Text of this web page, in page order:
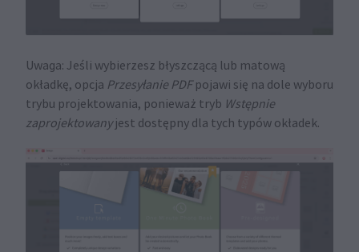
Uwaga: Jeśli wybierzesz błyszczącą lub matową
okładkę, opcja Przesyłanie PDFpojawi się na dole wyboru
trybu projektowania, ponieważ tryb Wstępnie
zaprojektowanyjest dostępny dla tych typów okładek.